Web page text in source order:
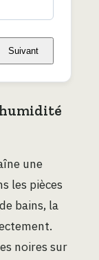
Suivant
une
les pièces
bains, la
noires sur